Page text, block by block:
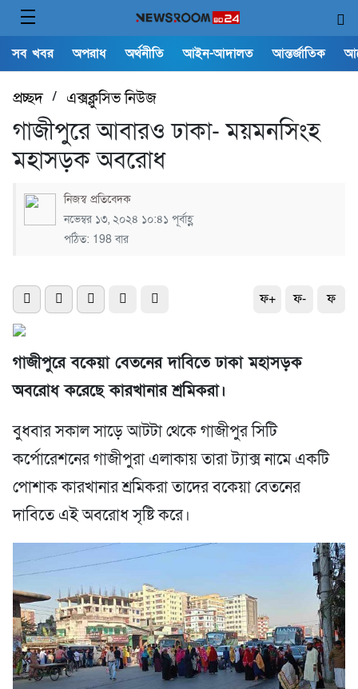
সব খবর অপরাধ অর্থনীতি আইন-আদালত আন্তর্জাতিক
প্রচ্ছদ/ এক্সক্লুসিভ নিউজ
গাজীপুরে আবারও ঢাকা- ময়মনসিংহ
মহাসড়ক অবরোধ
নিজস্ব প্রতিবেদক
নভেম্বর ১৩, ২০২৪ ১০:৪১ পূর্বাহ্ণ
পঠিত: 198 বার
ফ+ ফ- ফ
গাজীপুরে বকেয়া বেতনের দাবিতে ঢাকা মহাসড়ক
অবরোধ করেছে কারখানার শ্রমিকরা।
বুধবার সকাল সাড়ে আটটা থেকে গাজীপুর সিটি
কর্পোরেশনের গাজীপুরা এলাকায় তারা ট্যাক্স নামে একটি
পোশাক কারখানার শ্রমিকরা তাদের বকেয়া বেতনের
দাবিতে এই অবরোধ সৃষ্টি করে।